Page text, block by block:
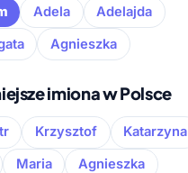
Adela
Adelajda
Agnieszka
imiona w Polsce
Krzysztof
Katarzyna
Maria
Agnieszka